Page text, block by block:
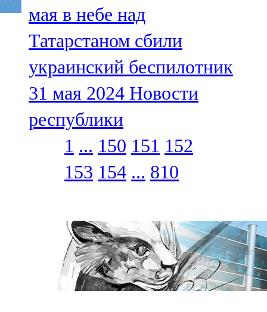
мая в небе над
Татарстаном сбили
украинский беспилотник
31 мая 2024 Новости
республики
1 ... 150 151 152
153 154 ... 810